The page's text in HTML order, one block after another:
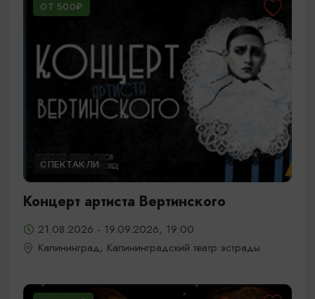
ОТ 500₽
СПЕКТАКЛИ
Концерт артиста Вертинского
21.08.2026 - 19.09.2026, 19:00
Калининград, Калининградский театр эстрады